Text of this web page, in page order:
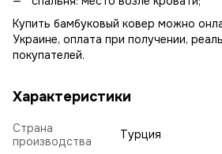
Купить бамбуковый ковер можно
Украине, оплата при получении,
покупателей.
Характеристики
Страна
производства
Турция